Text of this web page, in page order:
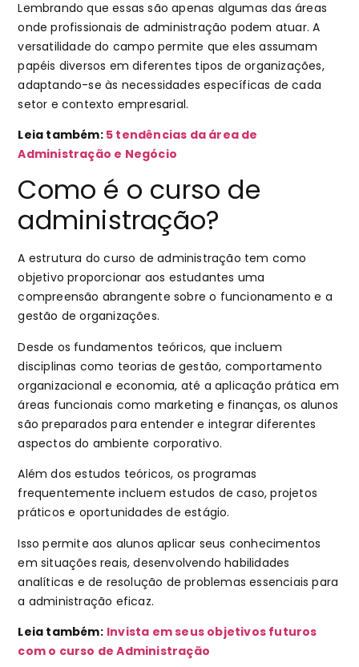
Lembrando que essas são apenas algumas das áreas
onde profissionais de administração podem atuar. A
versatilidade do campo permite que eles assumam
papéis diversos em diferentes tipos de organizações,
adaptando-se às necessidades específicas de cada
setor e contexto empresarial.
Leia também: 5 tendências da área de
Administração e Negócio
Como é o curso de
administração?
A estrutura do curso de administração tem como
objetivo proporcionar aos estudantes uma
compreensão abrangente sobre o funcionamento e a
gestão de organizações.
Desde os fundamentos teóricos, que incluem
disciplinas como teorias de gestão, comportamento
organizacional e economia, até a aplicação prática em
áreas funcionais como marketing e finanças, os alunos
são preparados para entender e integrar diferentes
aspectos do ambiente corporativo.
Além dos estudos teóricos, os programas
frequentemente incluem estudos de caso, projetos
práticos e oportunidades de estágio.
Isso permite aos alunos aplicar seus conhecimentos
em situações reais, desenvolvendo habilidades
analíticas e de resolução de problemas essenciais para
a administração eficaz.
Leia também: Invista em seus objetivos futuros
com o curso de Administração